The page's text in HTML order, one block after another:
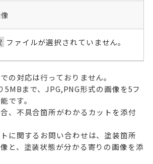
ファイルが選択されていません。
の対応は行っておりません。
まで、JPG,PNG形式の画像を5フ
です。
、不具合箇所がわかるカットを添付
に関するお問い合わせは、塗装箇所
と、塗装状態が分かる寄りの画像を添